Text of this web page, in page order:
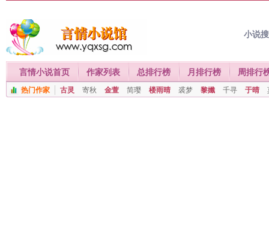
小说
言情小说首页 作家列表 总排行榜 月排行榜 周排行
热门作家 古灵 寄秋 金萱 简璎 楼雨晴 裘梦 黎孅 千寻 于晴